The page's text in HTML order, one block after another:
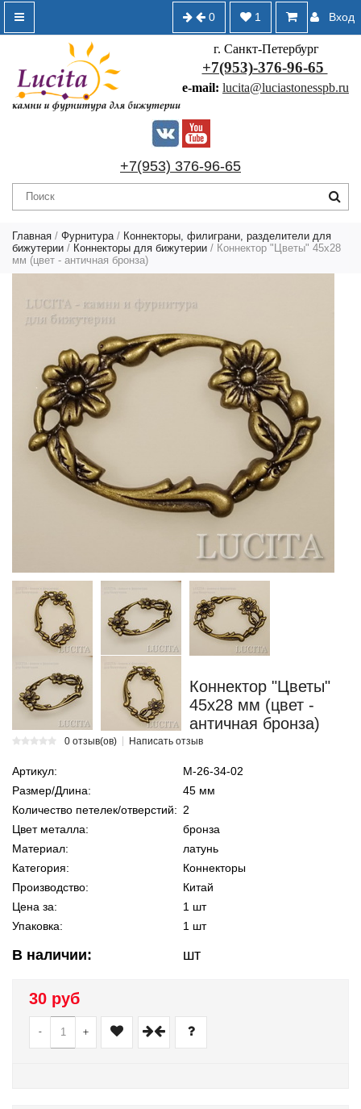
Вход
1
0
г. Санкт-Петербург
+7(953)-376-96-65
e-mail: lucita@luciastonesspb.ru
+7(953) 376-96-65
Главная / Фурнитура / Коннекторы, филиграни, разделители для
бижутерии / Коннекторы для бижутерии / Коннектор "Цветы" 45х28
мм (цвет - античная бронза)
Коннектор "Цветы"
45х28 мм (цвет -
античная бронза)
0 отзыв(ов) Написать отзыв
Артикул:
М-26-34-02
Размер/Длина:
45 мм
Количество петелек/отверстий: 2
Цвет металла:
бронза
Материал:
латунь
Категория:
Коннекторы
Производство:
Китай
Цена за:
1 шт
Упаковка:
1 шт
В наличии: шт
30 руб
- +